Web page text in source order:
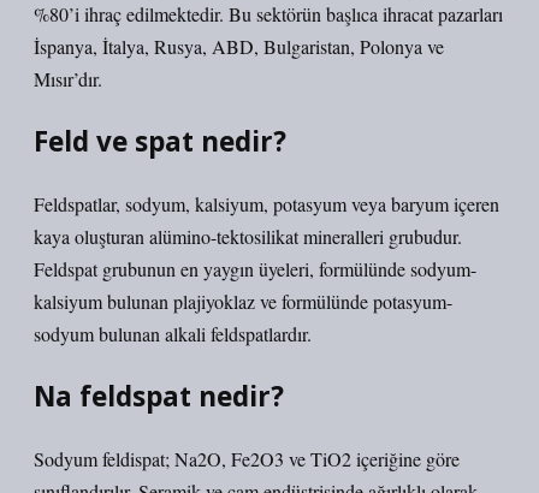
%80’i ihraç edilmektedir. Bu sektörün başlıca ihracat pazarları
İspanya, İtalya, Rusya, ABD, Bulgaristan, Polonya ve
Mısır’dır.
Feld ve spat nedir?
Feldspatlar, sodyum, kalsiyum, potasyum veya baryum içeren
kaya oluşturan alümino-tektosilikat mineralleri grubudur.
Feldspat grubunun en yaygın üyeleri, formülünde sodyum-
kalsiyum bulunan plajiyoklaz ve formülünde potasyum-
sodyum bulunan alkali feldspatlardır.
Na feldspat nedir?
Sodyum feldispat; Na2O, Fe2O3 ve TiO2 içeriğine göre